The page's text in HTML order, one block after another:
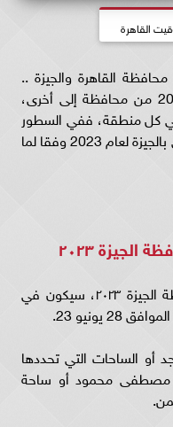
القاهرة
عيد الأضحى 2023 في محافظة القاهرة والجيزة ..
يختلف موعد صلاة عيد الأضحى 2023 من محافظة إلى أخرى،
منطقة، ففي السطور
التالية نقدم مواعيد صلاة عيد الأضحى بالجيزة لعام 2023 وفقا لما
٢٠٢٣
موعد صلاة عيد الأضحى في محافظة الجيزة ٢٠٢٣، سيكون في
الساحات التي تحددها
مصطفى محمود أو ساحة